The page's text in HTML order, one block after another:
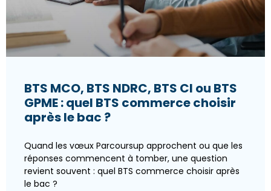
BTS MCO, BTS NDRC, BTS CI ou BTS
GPME : quel BTS commerce choisir
après le bac ?
Quand les vœux Parcoursup approchent ou que les
réponses commencent à tomber, une question
revient souvent : quel BTS commerce choisir après
le bac ?